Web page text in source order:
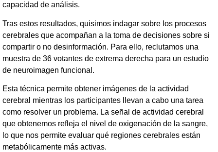
capacidad de análisis.
Tras estos resultados, quisimos indagar sobre los procesos
cerebrales que acompañan a la toma de decisiones sobre si
compartir o no desinformación. Para ello, reclutamos una
muestra de 36 votantes de extrema derecha para un estudio
de neuroimagen funcional.
Esta técnica permite obtener imágenes de la actividad
cerebral mientras los participantes llevan a cabo una tarea
como resolver un problema. La señal de actividad cerebral
que obtenemos refleja el nivel de oxigenación de la sangre,
lo que nos permite evaluar qué regiones cerebrales están
metabólicamente más activas.